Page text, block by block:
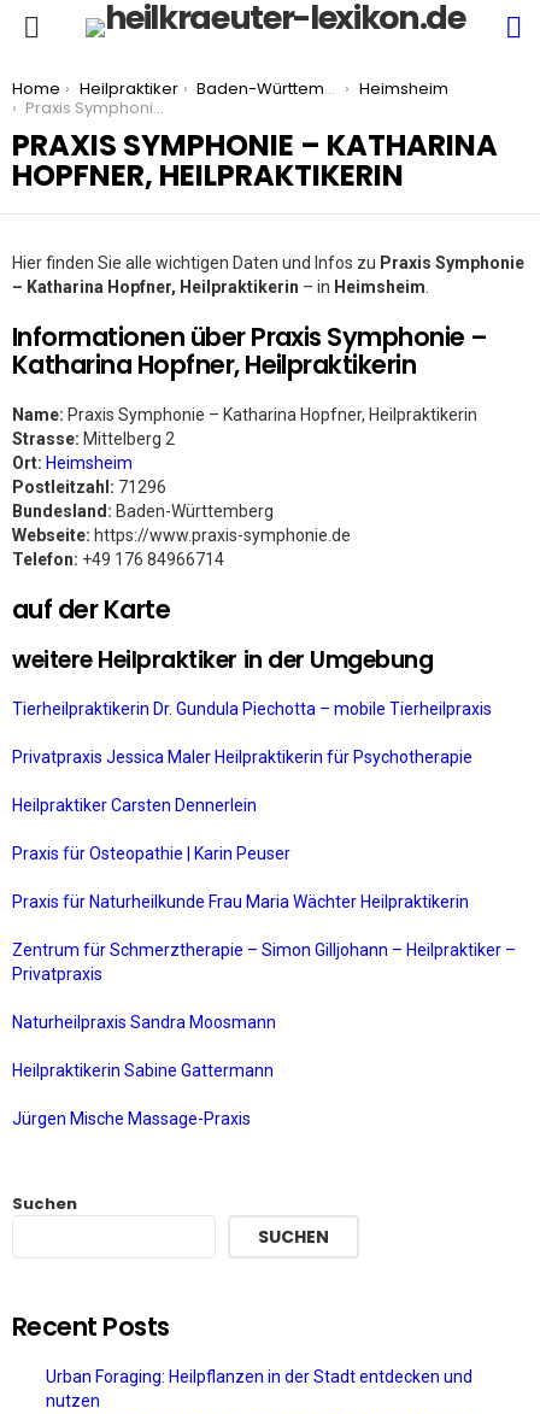
You are here:
Home Heilpraktiker Baden-Württemberg
Heimsheim
Praxis Symphonie – Katharina Hopfner, Heilpraktikerin
PRAXIS SYMPHONIE – KATHARINA
HOPFNER, HEILPRAKTIKERIN
Hier finden Sie alle wichtigen Daten und Infos zu Praxis Symphonie
– Katharina Hopfner, Heilpraktikerin – in Heimsheim
Informationen über Praxis Symphonie –
Katharina Hopfner, Heilpraktikerin
Name: Praxis Symphonie – Katharina Hopfner, Heilpraktikerin
Strasse: Mittelberg 2
Ort: Heimsheim
Postleitzahl: 71296
Bundesland: Baden-Württemberg
Webseite: https://www.praxis-symphonie.de
Telefon: +49 176 84966714
auf der Karte
weitere Heilpraktiker in der Umgebung
Tierheilpraktikerin Dr. Gundula Piechotta – mobile Tierheilpraxis
Privatpraxis Jessica Maler Heilpraktikerin für Psychotherapie
Heilpraktiker Carsten Dennerlein
Praxis für Osteopathie | Karin Peuser
Praxis für Naturheilkunde Frau Maria Wächter Heilpraktikerin
Zentrum für Schmerztherapie – Simon Gilljohann – Heilpraktiker –
Privatpraxis
Naturheilpraxis Sandra Moosmann
Heilpraktikerin Sabine Gattermann
Jürgen Mische Massage-Praxis
Suchen
SUCHEN
Recent Posts
Urban Foraging: Heilpflanzen in der Stadt entdecken und
nutzen